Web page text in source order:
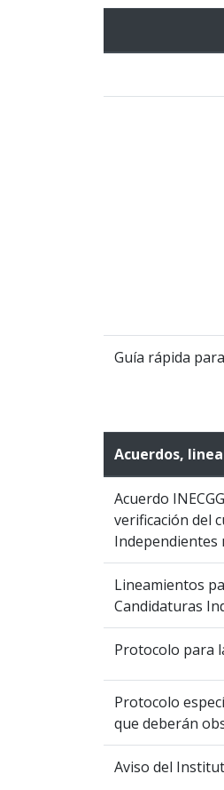
Guía rápida
Acuerdos,
Acuerdo
verificación del
Independientes
Lineamientos
Candidaturas
Protocolo para
Protocolo
que deberán
Aviso del